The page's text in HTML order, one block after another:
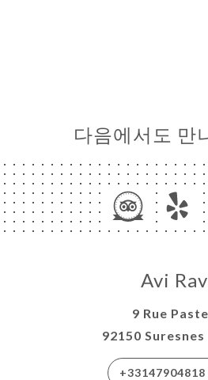
다음에서도 만
Avi
9 Rue
92150
+33147904818